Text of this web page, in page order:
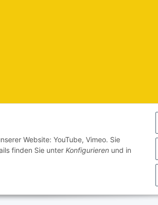
Website: YouTube, Vimeo. Sie
finden Sie unter Konfigurieren und in